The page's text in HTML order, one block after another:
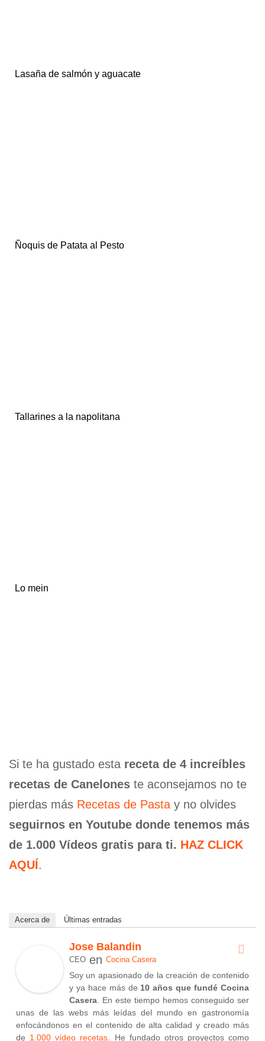
Lasaña de salmón y aguacate
Ñoquis de Patata al Pesto
Tallarines a la napolitana
Lo mein
Si te ha gustado esta receta de 4 increíbles
recetas de Canelones te aconsejamos no te
pierdas más Recetas de Pasta y no olvides
seguirnos en Youtube donde tenemos más
de 1.000 Vídeos gratis para ti. HAZ CLICK
AQUÍ.
Acerca de Últimas entradas
Jose Balandin
CEO en Cocina Casera
Soy un apasionado de la creación de contenido
y ya hace más de 10 años que fundé Cocina
Casera . En este tiempo hemos conseguido ser
unas de las webs más leídas del mundo en gastronomía
enfocándonos en el contenido de alta calidad y creado más
de 1.000 vídeo recetas . He fundado otros proyectos como